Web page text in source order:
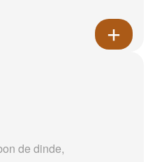
de dinde,